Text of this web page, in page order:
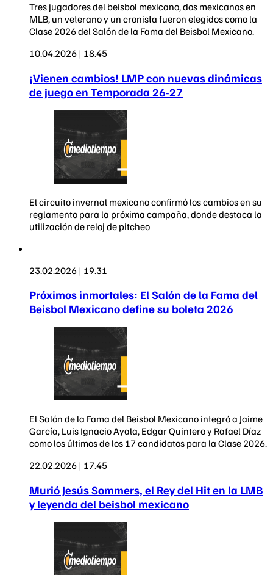
Tres jugadores del beisbol mexicano, dos mexicanos en
MLB, un veterano y un cronista fueron elegidos como la
Clase 2026 del Salón de la Fama del Beisbol Mexicano.
10.04.2026 | 18.45
¡Vienen cambios! LMP con nuevas dinámicas
de juego en Temporada 26-27
El circuito invernal mexicano confirmó los cambios en su
reglamento para la próxima campaña, donde destaca la
utilización de reloj de pitcheo
23.02.2026 | 19.31
Próximos inmortales: El Salón de la Fama del
Beisbol Mexicano define su boleta 2026
El Salón de la Fama del Beisbol Mexicano integró a Jaime
García, Luis Ignacio Ayala, Edgar Quintero y Rafael Díaz
como los últimos de los 17 candidatos para la Clase 2026.
22.02.2026 | 17.45
Murió Jesús Sommers, el Rey del Hit en la LMB
y leyenda del beisbol mexicano